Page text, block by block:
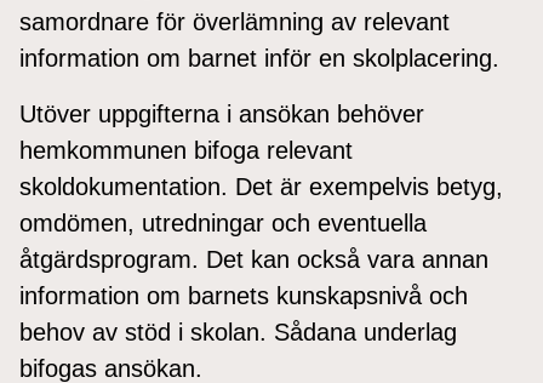
samordnare för överlämning av relevant
information om barnet inför en skolplacering.
Utöver uppgifterna i ansökan behöver
hemkommunen bifoga relevant
skoldokumentation. Det är exempelvis betyg,
omdömen, utredningar och eventuella
åtgärdsprogram. Det kan också vara annan
information om barnets kunskapsnivå och
behov av stöd i skolan. Sådana underlag
bifogas ansökan.